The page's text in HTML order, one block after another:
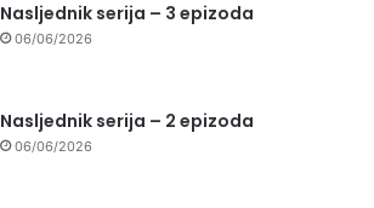
Nasljednik serija – 3 epizoda
06/06/2026
Nasljednik serija – 2 epizoda
06/06/2026